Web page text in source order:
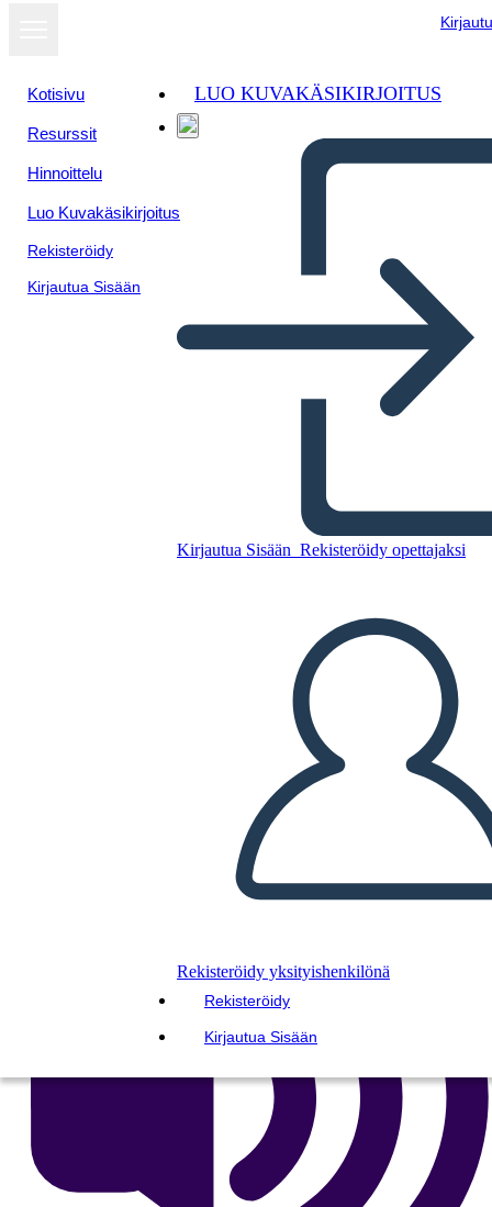
Kotisivu
Resurssit
Hinnoittelu
Luo Kuvakäsikirjoitus
Rekisteröidy
Kirjautua Sisään
LUO KUVAKÄSIKIRJOITUS
Kirjautua Sisään Rekisteröidy opettajaksi
Rekisteröidy yksityishenkilönä
Rekisteröidy
Kirjautua Sisään
SWBST T-kaavion Malli
Kopioi tämä kuvakäsikirjoitus
LUO KUVAKÄSIKIRJOITUS
TOISTA DIAESITYS
LUE MINULLE